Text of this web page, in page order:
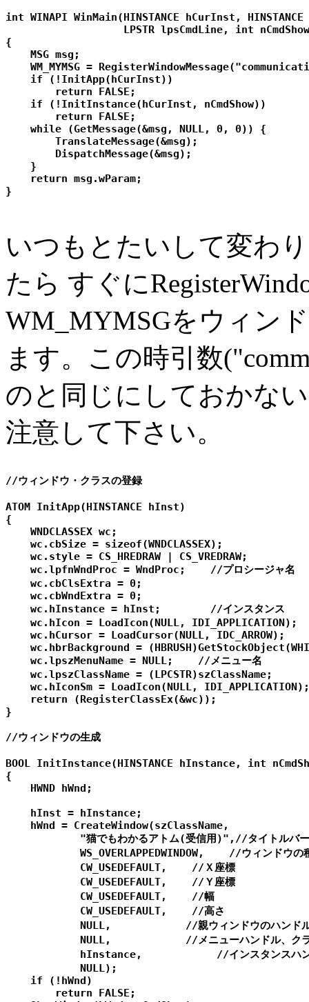
int WINAPI WinMain(HINSTANCE hCurInst,
LPSTR lpsCmdLine, int
{
    MSG msg;
WM_MYMSG =
    if (!InitApp(hCurInst))
        return FALSE;
    if (!InitInstance(hCurInst, nCmdShow))
        return FALSE;
    while (GetMessage(&msg, NULL, 0, 0)) {
        TranslateMessage(&msg);
        DispatchMessage(&msg);
    }
    return msg.wParam;
いつもとたいして変わ
たら すぐに
WM_MYMSGをウィン
ます。この時引数
のと同じにしておかな
注意して下さい。
//ウィンドウ・クラスの登録
ATOM InitApp(HINSTANCE hInst)
{
    WNDCLASSEX wc;
    wc.cbSize = sizeof(WNDCLASSEX);
    wc.style = CS_HREDRAW | CS_VREDRAW;
    wc.lpfnWndProc = WndProc;    //プロシージャ名
    wc.cbClsExtra = 0;
    wc.cbWndExtra = 0;
    wc.hInstance = hInst;        //インスタンス
    wc.hIcon = LoadIcon(NULL, IDI_APPLICATION);
    wc.hCursor = LoadCursor(NULL, IDC_ARROW);
wc.hbrBackground =
    wc.lpszMenuName = NULL;    //メニュー名
    wc.lpszClassName = (LPCSTR)szClassName;
    wc.hIconSm = LoadIcon(NULL, IDI_APPLICATION);
    return (RegisterClassEx(&wc));
}
//ウィンドウの生成
BOOL InitInstance(HINSTANCE hInstance, int
{
    HWND hWnd;
    hInst = hInstance;
    hWnd = CreateWindow(szClassName,
"猫でもわかるアトム(受信用)",//タイトルバー
WS_OVERLAPPEDWINDOW,    //ウィンドウの
            CW_USEDEFAULT,    //Ｘ座標
            CW_USEDEFAULT,    //Ｙ座標
            CW_USEDEFAULT,    //幅
            CW_USEDEFAULT,    //高さ
NULL,            //親ウィンドウのハンド
NULL,            //メニューハンドル、ク
hInstance,            //インスタンスハ
            NULL);
    if (!hWnd)
        return FALSE;